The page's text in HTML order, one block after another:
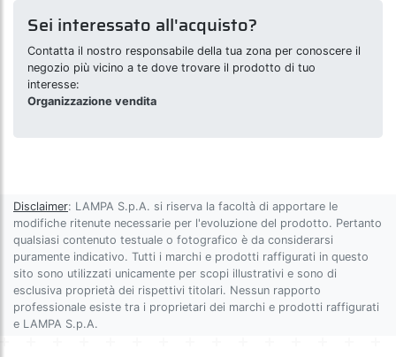
Sei interessato all'acquisto?
Contatta il nostro responsabile della tua zona per conoscere il
negozio più vicino a te dove trovare il prodotto di tuo
interesse:
Organizzazione vendita
Disclaimer: LAMPA S.p.A. si riserva la facoltà di apportare le
modifiche ritenute necessarie per l'evoluzione del prodotto. Pertanto
qualsiasi contenuto testuale o fotografico è da considerarsi
puramente indicativo. Tutti i marchi e prodotti raffigurati in questo
sito sono utilizzati unicamente per scopi illustrativi e sono di
esclusiva proprietà dei rispettivi titolari. Nessun rapporto
professionale esiste tra i proprietari dei marchi e prodotti raffigurati
e LAMPA S.p.A.